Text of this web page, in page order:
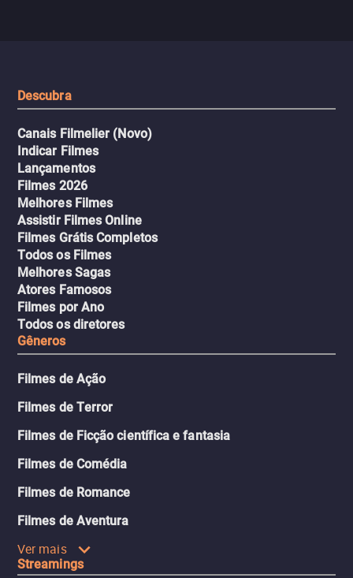
Descubra
Canais Filmelier (Novo)
Indicar Filmes
Lançamentos
Filmes 2026
Melhores Filmes
Assistir Filmes Online
Filmes Grátis Completos
Todos os Filmes
Melhores Sagas
Atores Famosos
Filmes por Ano
Todos os diretores
Gêneros
Filmes de Ação
Filmes de Terror
Filmes de Ficção científica e fantasia
Filmes de Comédia
Filmes de Romance
Filmes de Aventura
Ver mais
Streamings